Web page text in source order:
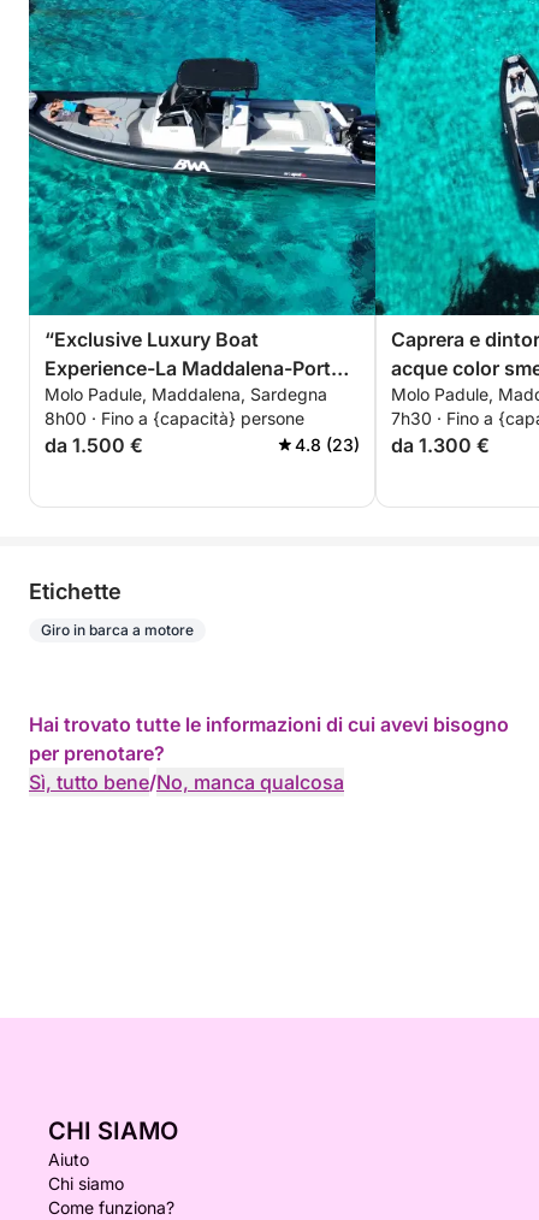
“Exclusive Luxury Boat
Experience-La Maddalena-Porto
turistico Palau-Poltu Quatu-Costa
Smeralda” "Esperienza di lusso
esclusiva in gommone-La
Molo Padule, Maddalena, Sardegna
8h00 · Fino a {capacità} persone
da 1.500 € 4.8 (23)
Caprera e
acque color
turistico-La
smeralda)
Molo Padule,
7h30 · Fino a
da 1.300 €
Etichette
Giro in barca a motore
Hai trovato tutte le informazioni di cui avevi bisogno
per prenotare?
Sì, tutto bene/No, manca qualcosa
CHI SIAMO
Aiuto
Chi siamo
Come funziona?